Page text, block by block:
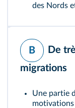
des Nords
B
De
migrations
Une partie
motivations